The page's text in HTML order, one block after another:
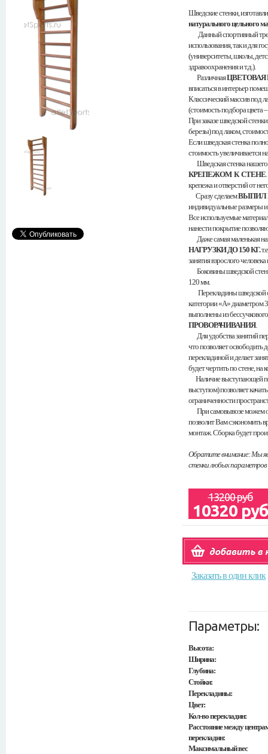
Шведские стенки,
натурального цельного
Данный спортивный
использования, так и для
(университеты, школы,
здравоохранения и т.д.).
РазличнаяЦВЕТОВАЯ
вписаться в интерьер
Классический массив под
(стоимость подбора цвета
При заказе шведской
березы) под лаком,
Если шведская стенка
стоимость увеличивается
Шведская стенка нашего
КРЕПЕЖОМ К СТЕНЕ
крепежа и отверстий от
Сразу сделаемВЫПИЛ
индивидуальные размеры
Все используемые
нанести покрытие
Даже самая маленькая
НАГРУЗКИ ДО 150 КГ.
занятия взрослого
Боковины шведской
120 мм.
Перекладины шведской
категории «А» диаметром
выполнены из
ПРОВОРАЧИВАНИЯ.
Для удобства занятий
что позволяет освободить
перекладиной и делает
будет чертить по стене, на
Наличие выступающей
выступом) позволяет
ограниченности
При самовывозе можем
позволит Вам сэкономить
монтаж. Сборка будет
Обратите внимание: Мы
стенки любых параметров
13200 руб
10320 руб
Заказать в один клик
Параметры:
Высота:
Ширина:
Глубина:
Стойки:
Перекладины:
Цвет:
Кол-во перекладин:
Расстояние между
перекладин:
Максимальный вес